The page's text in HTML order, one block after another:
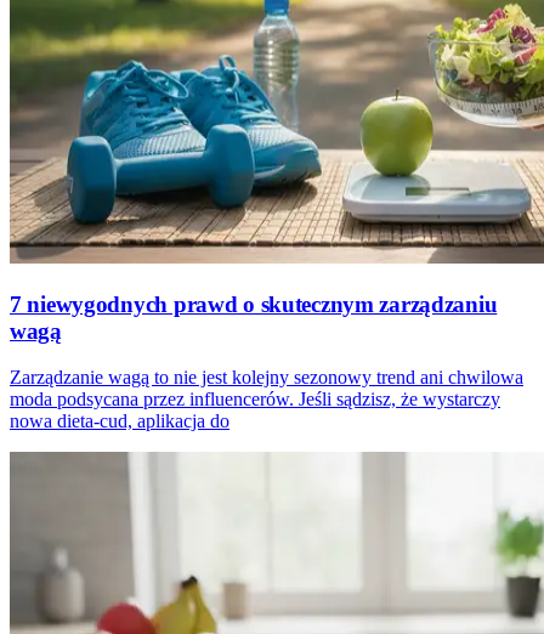
7 niewygodnych prawd o skutecznym zarządzaniu
wagą
Zarządzanie wagą to nie jest kolejny sezonowy trend ani chwilowa
moda podsycana przez influencerów. Jeśli sądzisz, że wystarczy
nowa dieta-cud, aplikacja do